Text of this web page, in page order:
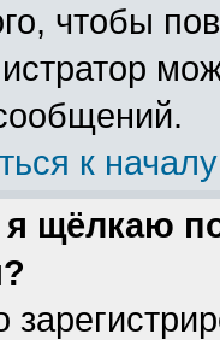
чтобы
к началу
я щёлкаю